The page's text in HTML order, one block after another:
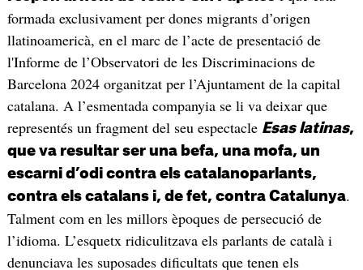
formada exclusivament per dones migrants d’origen
llatinoamericà, en el marc de l’acte de presentació de
l'Informe de l’Observatori de les Discriminacions de
Barcelona 2024 organitzat per l’Ajuntament de la capital
catalana. A l’esmentada companyia se li va deixar que
representés un fragment del seu espectacle Esas latinas,
que va resultar ser una befa, una mofa, un
escarni d’odi contra els catalanoparlants,
contra els catalans i, de fet, contra Catalunya.
Talment com en les millors èpoques de persecució de
l’idioma. L’esquetx ridiculitzava els parlants de català i
denunciava les suposades dificultats que tenen els